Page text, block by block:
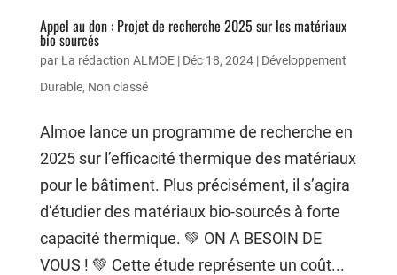
Appel au don : Projet de recherche 2025 sur les matériaux
bio sourcés
par La rédaction ALMOE| Déc 18, 2024| Développement
Durable, Non classé
Almoe lance un programme de recherche en
2025 sur l’efficacité thermique des matériaux
pour le bâtiment. Plus précisément, il s’agira
d’étudier des matériaux bio-sourcés à forte
capacité thermique. 💚 ON A BESOIN DE
VOUS ! 💚 Cette étude représente un coût...